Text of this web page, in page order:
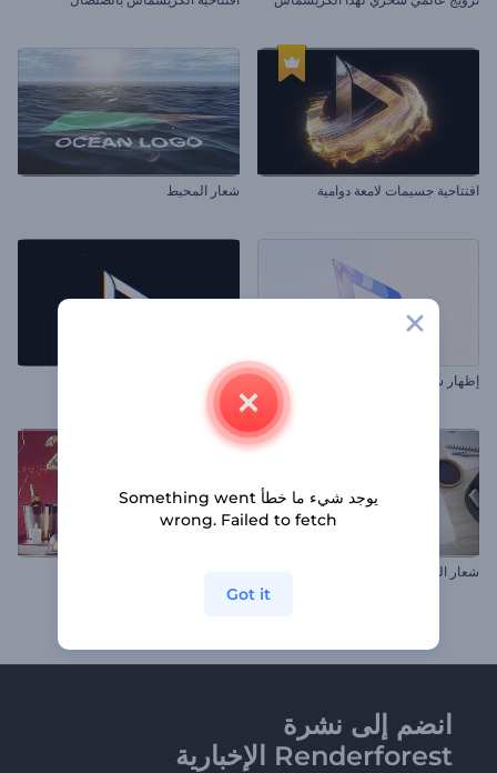
افتتاحية جسيمات لامعة دوامية شعار المحيط
إظهار شعار الحد الادني التجاري شعار الخلل السريع
شعار الختم الملهم
انضم إلى نشرة
Renderforest الإخبارية
يوجد شيء ما خطأ Something went
wrong. Failed to fetch
Got it